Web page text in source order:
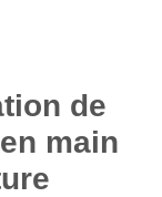
de
main